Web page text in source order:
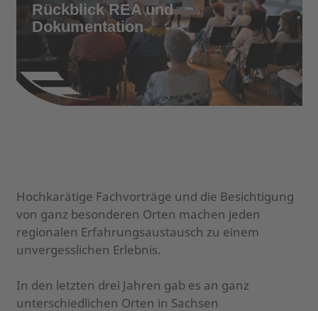
Rückblick REA und
Dokumentation
Hochkarätige Fachvorträge und die Besichtigung
von ganz besonderen Orten machen jeden
regionalen Erfahrungsaustausch zu einem
unvergesslichen Erlebnis.
In den letzten drei Jahren gab es an ganz
unterschiedlichen Orten in Sachsen